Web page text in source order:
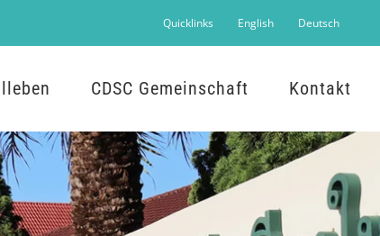
Quicklinks English Deutsch
CDSC Gemeinschaft Kontakt